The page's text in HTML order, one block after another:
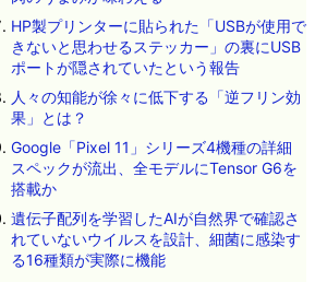
HP製プリンターに貼られた「USBが使用で
きないと思わせるステッカー」の裏にUSB
ポートが隠されていたという報告
人々の知能が徐々に低下する「逆フリン効
果」とは？
Google「Pixel 11」シリーズ4機種の詳細
スペックが流出、全モデルにTensor G6を
搭載か
遺伝子配列を学習したAIが自然界で確認さ
れていないウイルスを設計、細菌に感染す
る16種類が実際に機能